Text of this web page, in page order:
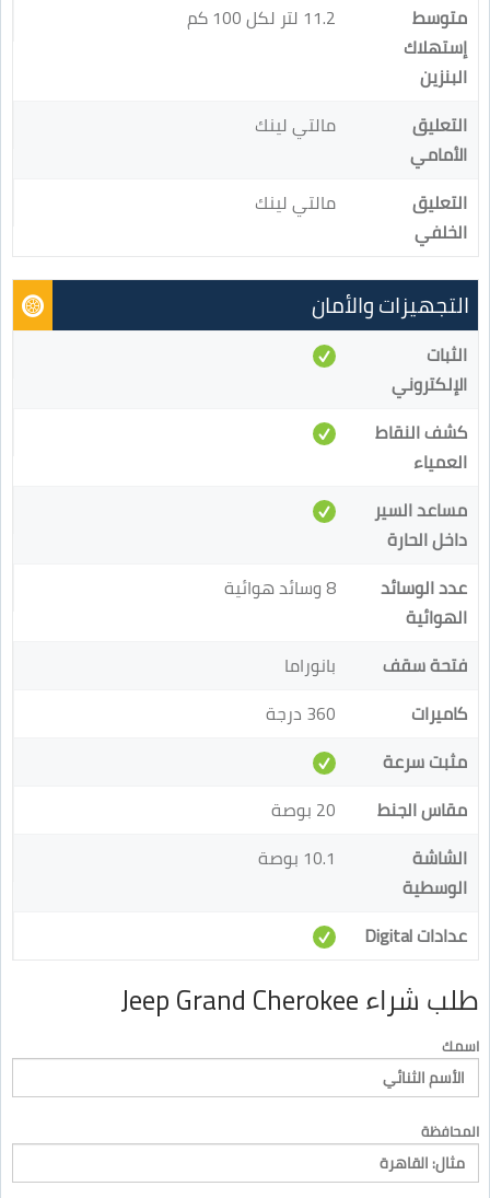
متوسط
إستهلاك
البنزين
11.2 لتر لكل 100 كم
التعليق
الأمامي
مالتي لينك
التعليق
الخلفي
مالتي لينك
التجهيزات والأمان
الثبات
الإلكتروني
كشف النقاط
العمياء
مساعد السير
داخل الحارة
عدد الوسائد
الهوائية
8 وسائد هوائية
فتحة سقف
بانوراما
كاميرات
360 درجة
مثبت سرعة
مقاس الجنط
20 بوصة
الشاشة
الوسطية
10.1 بوصة
عدادات Digital
طلب شراء Jeep Grand Cherokee
اسمك
المحافظة